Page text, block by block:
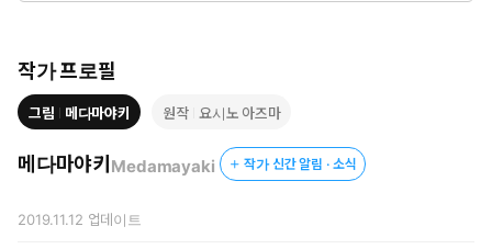
작가 프로필
그림 메다마야키 원작 요시노 아즈마
메다마야키 Medamayaki 작가 신간 알림 · 소식
2019.11.12 업데이트